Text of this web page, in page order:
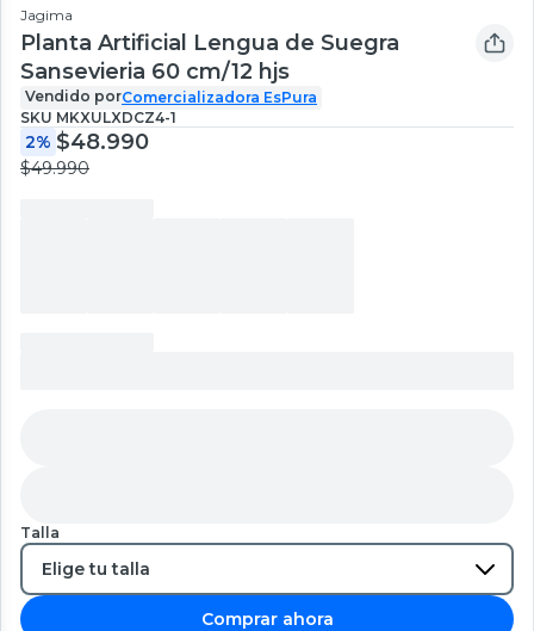
Jagima
Planta Artificial Lengua de Suegra
Sansevieria 60 cm/12 hjs
Vendido porComercializadora EsPura
SKU MKXULXDCZ4-1
2% $48.990
$49.990
Talla
Comprar ahora